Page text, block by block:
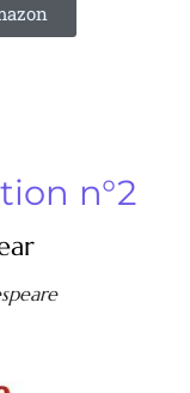
n°2